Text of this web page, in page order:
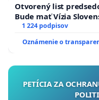
Otvorený list
Bude mať Vízia
1 224 podpisov
Oznámenie o
PETÍCIA ZA